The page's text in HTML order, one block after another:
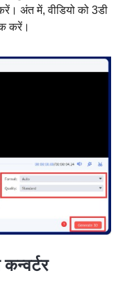
अंत में, वीडियो को 3डी
करें।